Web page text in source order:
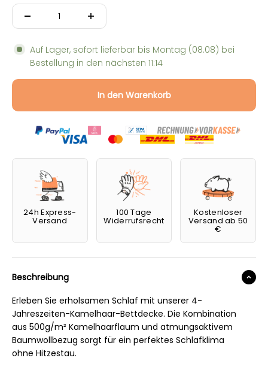
Auf Lager, sofort lieferbar bis Montag (08.08) bei
Bestellung in den nächsten 11:14
In den Warenkorb
24h Express-
Versand
100 Tage
Widerrufsrecht
Kostenloser
Versand ab 50
€
Beschreibung
Erleben Sie erholsamen Schlaf mit unserer 4-
Jahreszeiten-Kamelhaar-Bettdecke. Die Kombination
aus 500g/m² Kamelhaarflaum und atmungsaktivem
Baumwollbezug sorgt für ein perfektes Schlafklima
ohne Hitzestau.